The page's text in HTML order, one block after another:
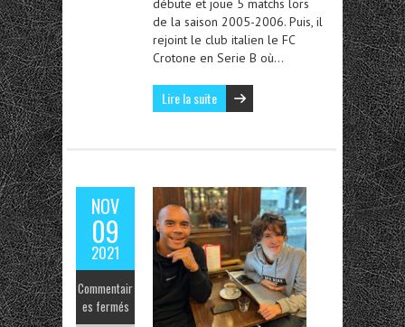
débute et joue 5 matchs lors
de la saison 2005-2006. Puis, il
rejoint le club italien le FC
Crotone en Serie B où…
Lire la suite
NOV
09
2021
Commentair
es fermés